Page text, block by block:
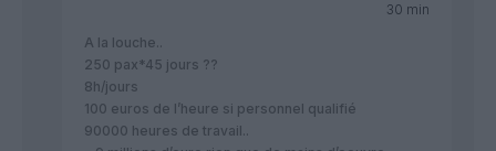
30 min
A la louche..
250 pax*45 jours ??
8h/jours
100 euros de l’heure si personnel qualifié
90000 heures de travail..